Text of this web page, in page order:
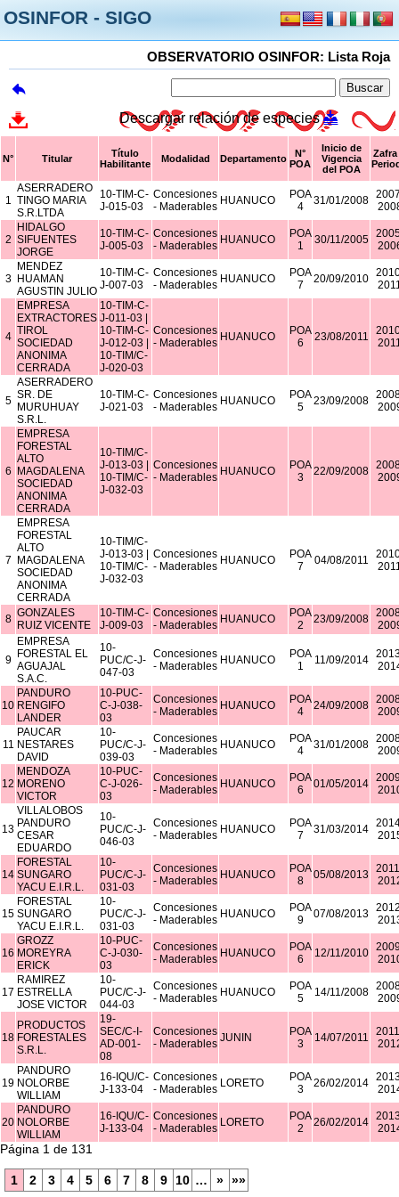
OSINFOR - SIGO
OBSERVATORIO OSINFOR: Lista Roja
Descargar relación de especies
N° Titular
Título
Habilitante
Modalidad Departamento
N°
POA
Inicio de
Vigencia
del POA
Zafra
1
ASERRADERO
TINGO MARIA
S.R.LTDA
10-TIM-C-
J-015-03
Concesiones
- Maderables HUANUCO
POA
4
31/01/2008
2
HIDALGO
SIFUENTES
JORGE
10-TIM-C-
J-005-03
Concesiones
- Maderables HUANUCO
POA
1
30/11/2005
3
MENDEZ
HUAMAN
AGUSTIN JULIO
10-TIM-C-
J-007-03
Concesiones
- Maderables HUANUCO
POA
7
20/09/2010
4
EMPRESA
EXTRACTORES
TIROL
SOCIEDAD
ANONIMA
CERRADA
10-TIM-C-
J-011-03 |
10-TIM-C-
J-012-03 |
10-TIM/C-
J-020-03
Concesiones
- Maderables HUANUCO
POA
6
23/08/2011
5
ASERRADERO
SR. DE
MURUHUAY
S.R.L.
10-TIM-C-
J-021-03
Concesiones
- Maderables HUANUCO
POA
5
23/09/2008
6
EMPRESA
FORESTAL
ALTO
MAGDALENA
SOCIEDAD
ANONIMA
CERRADA
10-TIM/C-
J-013-03 |
10-TIM/C-
J-032-03
Concesiones
- Maderables HUANUCO
POA
3
22/09/2008
7
EMPRESA
FORESTAL
ALTO
MAGDALENA
SOCIEDAD
ANONIMA
CERRADA
10-TIM/C-
J-013-03 |
10-TIM/C-
J-032-03
Concesiones
- Maderables HUANUCO
POA
7
04/08/2011
8 GONZALES
RUIZ VICENTE
10-TIM-C-
J-009-03
Concesiones
- Maderables HUANUCO
POA
2
23/09/2008
9
EMPRESA
FORESTAL EL
AGUAJAL
S.A.C.
10-
PUC/C-J-
047-03
Concesiones
- Maderables HUANUCO
POA
1
11/09/2014
10
PANDURO
RENGIFO
LANDER
10-PUC-
C-J-038-
03
Concesiones
- Maderables HUANUCO
POA
4
24/09/2008
11
PAUCAR
NESTARES
DAVID
10-
PUC/C-J-
039-03
Concesiones
- Maderables HUANUCO
POA
4
31/01/2008
12
MENDOZA
MORENO
VICTOR
10-PUC-
C-J-026-
03
Concesiones
- Maderables HUANUCO
POA
6
01/05/2014
13
VILLALOBOS
PANDURO
CESAR
EDUARDO
10-
PUC/C-J-
046-03
Concesiones
- Maderables HUANUCO
POA
7
31/03/2014
14
FORESTAL
SUNGARO
YACU E.I.R.L.
10-
PUC/C-J-
031-03
Concesiones
- Maderables HUANUCO
POA
8
05/08/2013
15
FORESTAL
SUNGARO
YACU E.I.R.L.
10-
PUC/C-J-
031-03
Concesiones
- Maderables HUANUCO
POA
9
07/08/2013
16
GROZZ
MOREYRA
ERICK
10-PUC-
C-J-030-
03
Concesiones
- Maderables HUANUCO
POA
6
12/11/2010
17
RAMIREZ
ESTRELLA
JOSE VICTOR
10-
PUC/C-J-
044-03
Concesiones
- Maderables HUANUCO
POA
5
14/11/2008
18
PRODUCTOS
FORESTALES
S.R.L.
19-
SEC/C-I-
AD-001-
08
Concesiones
- Maderables JUNIN
POA
3
14/07/2011
19
PANDURO
NOLORBE
WILLIAM
16-IQU/C-
J-133-04
Concesiones
- Maderables LORETO
POA
3
26/02/2014
20
PANDURO
NOLORBE
WILLIAM
16-IQU/C-
J-133-04
Concesiones
- Maderables LORETO
POA
2
26/02/2014
Página 1 de 131
1 2 3 4 5 6 7 8 9 10 … » »»